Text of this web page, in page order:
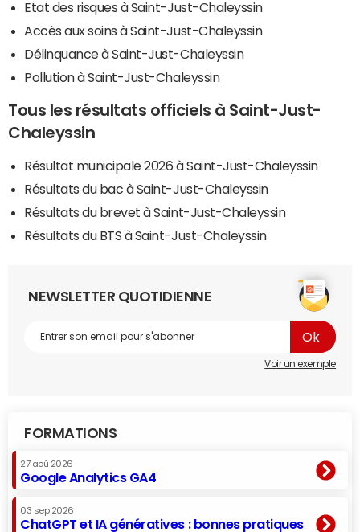
Etat des risques à Saint-Just-Chaleyssin
Accès aux soins à Saint-Just-Chaleyssin
Délinquance à Saint-Just-Chaleyssin
Pollution à Saint-Just-Chaleyssin
Tous les résultats officiels à Saint-Just-
Chaleyssin
Résultat municipale 2026 à Saint-Just-Chaleyssin
Résultats du bac à Saint-Just-Chaleyssin
Résultats du brevet à Saint-Just-Chaleyssin
Résultats du BTS à Saint-Just-Chaleyssin
NEWSLETTER QUOTIDIENNE
Voir un exemple
FORMATIONS
27 aoû 2026
Google Analytics GA4
03 sep 2026
ChatGPT et IA génératives : bonnes pratiques